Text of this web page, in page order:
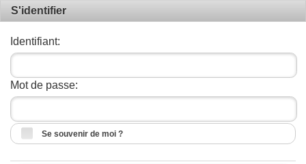
S'identifier
Identifiant:
Mot de passe:
Se souvenir de moi ?